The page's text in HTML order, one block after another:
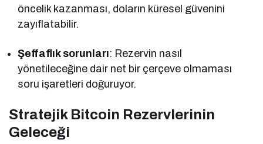
öncelik kazanması, doların küresel güvenini
zayıflatabilir.
Şeffaflık sorunları: Rezervin nasıl
yönetileceğine dair net bir çerçeve olmaması
soru işaretleri doğuruyor.
Stratejik Bitcoin Rezervlerinin
Geleceği